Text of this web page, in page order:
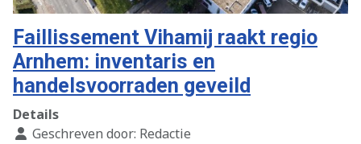
Faillissement Vihamij raakt regio
Arnhem: inventaris en
handelsvoorraden geveild
Details
Geschreven door: Redactie